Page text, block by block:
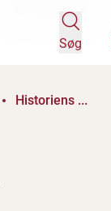
Søg
Historiens ...